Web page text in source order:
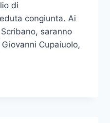
di
congiunta. Ai
saranno
Cupaiuolo,